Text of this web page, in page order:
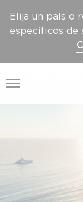
Elija un país o
específicos de
Abrir el menú